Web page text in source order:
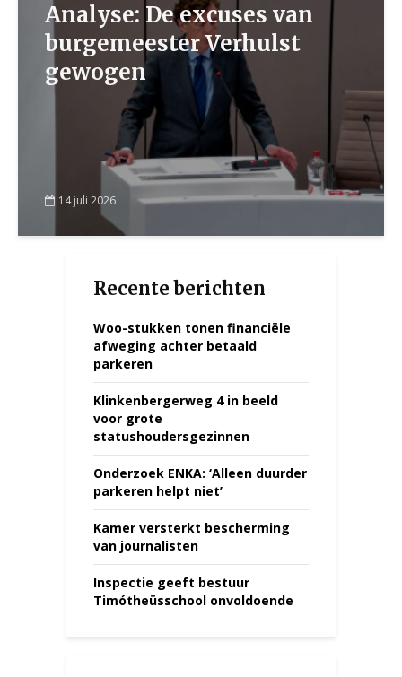
Analyse: De excuses van
burgemeester Verhulst
gewogen
14 juli 2026
Recente berichten
Woo-stukken tonen financiële
afweging achter betaald
parkeren
Klinkenbergerweg 4 in beeld
voor grote
statushoudersgezinnen
Onderzoek ENKA: ‘Alleen duurder
parkeren helpt niet’
Kamer versterkt bescherming
van journalisten
Inspectie geeft bestuur
Timótheüsschool onvoldoende